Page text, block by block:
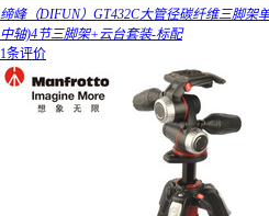
缔峰（DIFUN）GT432C大管径碳纤维三脚架
中轴)4节三脚架+云台套装-标配
1条评价